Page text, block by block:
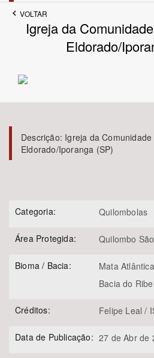
Subtema
Área Protegida
VOLTAR
Igreja da
Eldorado/
Descrição: Igreja da
Eldorado/Iporanga (SP)
Categoria: Quilombolas
Área Protegida: Quilombo
Bioma / Bacia:
Mata Atlântica
Bacia do
Créditos: Felipe Leal /
Data de Publicação: 27 de Abr de